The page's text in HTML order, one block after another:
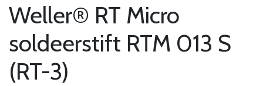
Weller® RT Micro
soldeerstift RTM 013 S
(RT-3)